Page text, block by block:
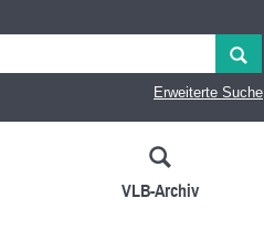
Erweiterte Suche
VLB-Archiv